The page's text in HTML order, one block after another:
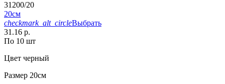
31200/20
20см
checkmark_alt_circleВыбрать
31.16 р.
По 10 шт
Цвет черный
Размер 20см